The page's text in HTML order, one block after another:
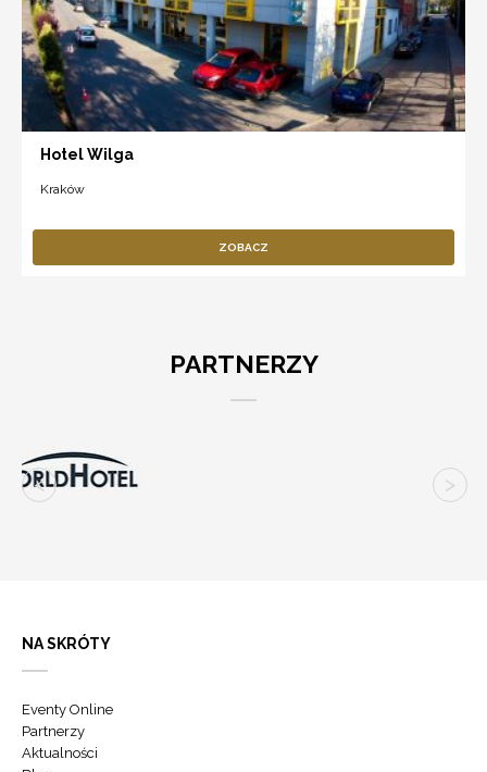
Hotel Wilga
Kraków
ZOBACZ
PARTNERZY
NA SKRÓTY
Eventy Online
Partnerzy
Aktualności